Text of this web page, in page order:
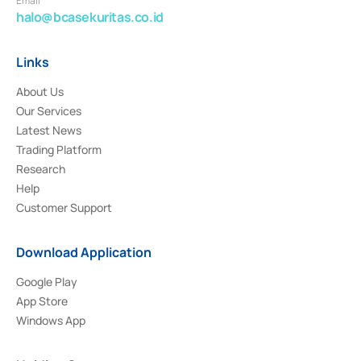
halo@bcasekuritas.co.id
Links
About Us
Our Services
Latest News
Trading Platform
Research
Help
Customer Support
Download Application
Google Play
App Store
Windows App